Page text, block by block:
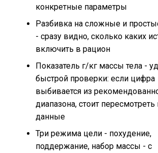
конкретные параметры
Разбивка на сложные и
- сразу видно, сколько каких
включить в рацион
Показатель г/кг массы тела -
быстрой проверки: если цифра
выбивается из
диапазона, стоит
данные
Три режима цели - похудение,
поддержание, набор массы - с